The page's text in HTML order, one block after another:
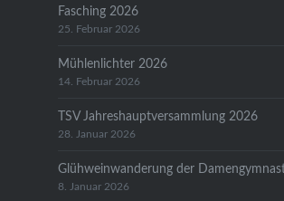
Fasching 2026
25. Februar 2026
Mühlenlichter 2026
14. Februar 2026
TSV Jahreshauptversammlung 2026
28. Januar 2026
Glühweinwanderung der
8. Januar 2026